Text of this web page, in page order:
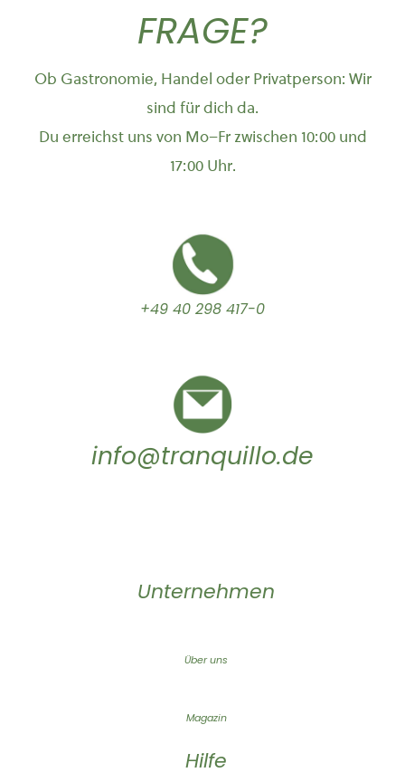
FRAGE?
Ob Gastronomie, Handel oder Privatperson: Wir
sind für dich da.
Du erreichst uns von Mo–Fr zwischen 10:00 und
17:00 Uhr.
+49 40 298 417-0
info@tranquillo.de
Unternehmen
Über uns
Magazin
Hilfe